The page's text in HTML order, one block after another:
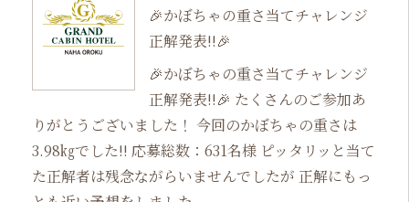
🎉かぼちゃの重さ当てチャレンジ
正解発表!!🎉
🎉かぼちゃの重さ当てチャレンジ
正解発表!!🎉 たくさんのご参加あ
りがとうございました！ 今回のかぼちゃの重さは
3.98㎏でした!! 応募総数：631名様 ピッタリッと当て
た正解者は残念ながらいませんでしたが 正解にもっ